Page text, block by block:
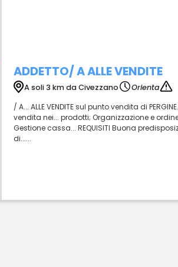
ADDETTO/ A ALLE VENDITE
A soli 3 km da Civezzano
Orienta
/ A... ALLE VENDITE sul punto vendita di
vendita nei... prodotti; Organizzazione e
Gestione cassa... REQUISITI Buona
di......